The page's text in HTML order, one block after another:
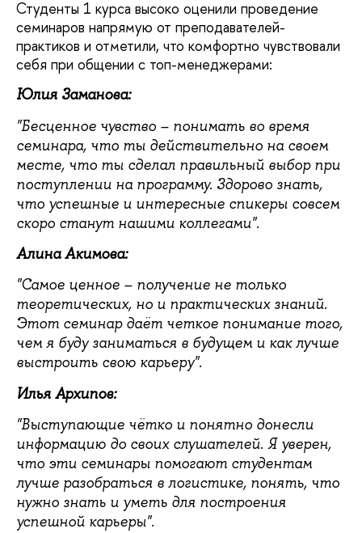
Студенты 1 курса высоко оценили проведение
семинаров напрямую от преподавателей-
практиков и отметили, что комфортно чувствовали
себя при общении с топ-менеджерами:
Юлия Заманова:
"Бесценное чувство – понимать во время
семинара, что ты действительно на своем
месте, что ты сделал правильный выбор при
поступлении на программу. Здорово знать,
что успешные и интересные спикеры совсем
скоро станут нашими коллегами".
Алина Акимова:
"Самое ценное – получение не только
теоретических, но и практических знаний.
Этот семинар даёт четкое понимание того,
чем я буду заниматься в будущем и как лучше
выстроить свою карьеру".
Илья Архипов:
"Выступающие чётко и понятно донесли
информацию до своих слушателей. Я уверен,
что эти семинары помогают студентам
лучше разобраться в логистике, понять, что
нужно знать и уметь для построения
успешной карьеры".